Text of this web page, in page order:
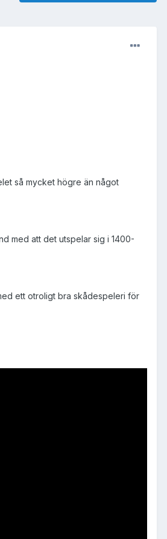
så mycket högre än något
med att det utspelar sig i 1400-
ett otroligt bra skådespeleri för